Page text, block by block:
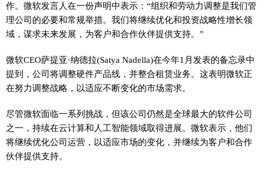
作。微软发言人在一份声明中表示：“组织和劳动力调整是我们管
理公司的必要和常规举措。我们将继续优化和投资战略性增长领
域，谋求未来发展，为客户和合作伙伴提供支持。”
微软CEO萨提亚·纳德拉(Satya Nadella)在今年1月发表的备忘录中
提到，公司将调整硬件产品线，并整合租赁业务。这表明微软正
在努力调整战略，以适应不断变化的市场需求。
尽管微软面临一系列挑战，但该公司仍然是全球最大的软件公司
之一，持续在云计算和人工智能领域取得进展。微软表示，他们
将继续优化公司运营，以适应市场的变化，并继续为客户和合作
伙伴提供支持。